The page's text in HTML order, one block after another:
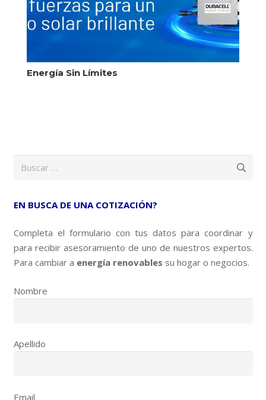
Energía Sin Límites
EN BUSCA DE UNA COTIZACIÓN?
Completa el formulario con tus datos para coordinar y
para recibir asesoramiento de uno de nuestros expertos.
Para cambiar a energía renovables su hogar o negocios.
Nombre
Apellido
Email